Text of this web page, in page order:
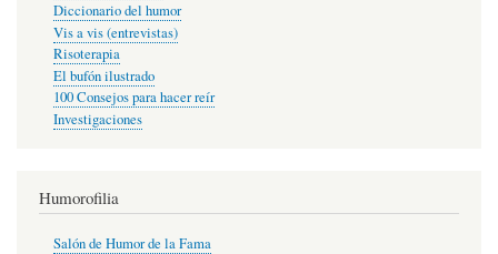
Diccionario del humor
Vis a vis (entrevistas)
Risoterapia
El bufón ilustrado
100 Consejos para hacer reír
Investigaciones
Humorofilia
Salón de Humor de la Fama